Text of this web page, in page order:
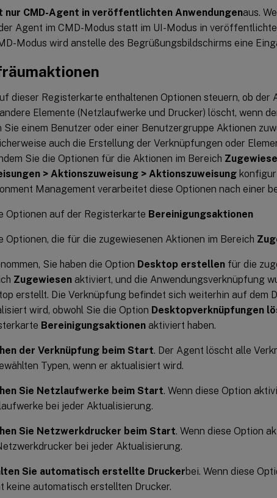
nur CMD-Agent in veröffentlichten Anwendungenaus.
Agent im CMD-Modus statt im UI-Modus in
Modus wird anstelle des Begrüßungsbildschirms eine
dieser Registerkarte enthaltenen Optionen steuern, ob der
Elemente (Netzlaufwerke und Drucker) löscht, wenn
Sie einem Benutzer oder einer Benutzergruppe Aktionen
auch die Erstellung der Verknüpfungen oder
Sie die Optionen für die Aktionen im Bereich
> Aktionszuweisung > Aktionszuweisung
Management verarbeitet diese Optionen nach einer
Optionen auf der Registerkarte Bereinigungsaktionen
Optionen, die für die zugewiesenen Aktionen im Bereich
Sie haben die Option Desktop erstellen für die
Zugewiesen aktiviert, und die Anwendungsverknüpfung
erstellt. Die Verknüpfung befindet sich weiterhin auf dem
wird, obwohl Sie die Option Desktopverknüpfungen
Bereinigungsaktionen aktiviert haben.
der Verknüpfung beim Start. Der Agent löscht alle
Typen, wenn er aktualisiert wird.
Sie Netzlaufwerke beim Start. Wenn diese Option
bei jeder Aktualisierung.
Sie Netzwerkdrucker beim Start. Wenn diese Option
bei jeder Aktualisierung.
Sie automatisch erstellte Druckerbei. Wenn diese
keine automatisch erstellten Drucker.